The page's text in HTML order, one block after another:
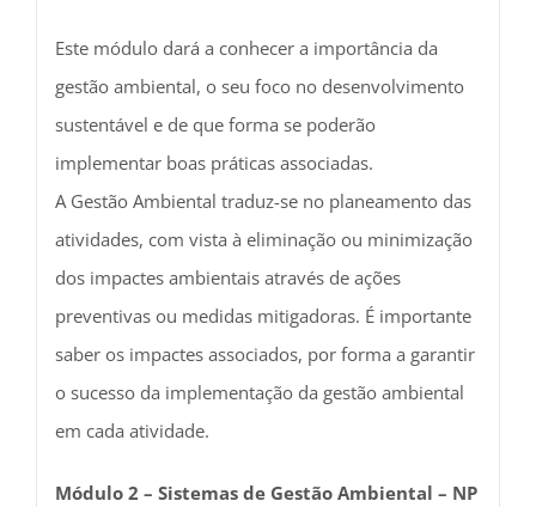
Este módulo dará a conhecer a importância da
gestão ambiental, o seu foco no desenvolvimento
sustentável e de que forma se poderão
implementar boas práticas associadas.
A Gestão Ambiental traduz-se no planeamento das
atividades, com vista à eliminação ou minimização
dos impactes ambientais através de ações
preventivas ou medidas mitigadoras. É importante
saber os impactes associados, por forma a garantir
o sucesso da implementação da gestão ambiental
em cada atividade.
Módulo 2 – Sistemas de Gestão Ambiental – NP